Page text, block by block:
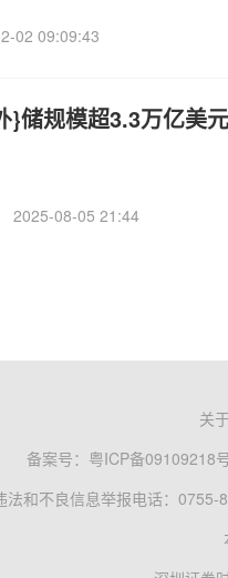
02 09:09:43
}储规模超3.3万亿美元
2025-08-05 21:44
关
备案号： 粤ICP备09109218
法和不良信息举报电话：0755-